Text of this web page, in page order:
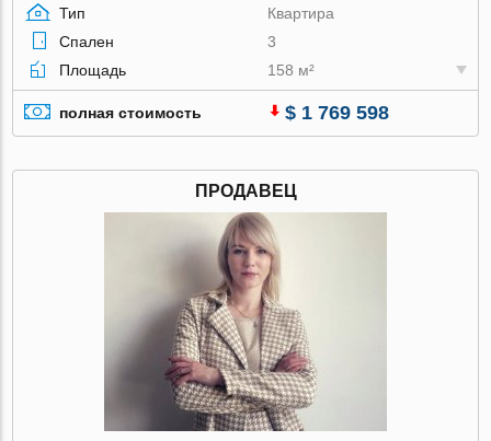
Тип
Квартира
Спален
3
Площадь
158 м²
полная стоимость $ 1 769 598
ПРОДАВЕЦ